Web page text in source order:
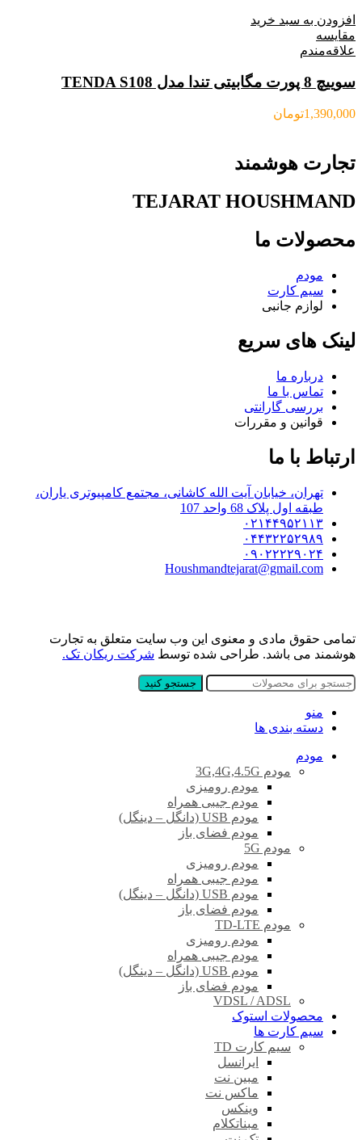
افزودن به سبد خرید
مقایسه
علاقه‌مندم
سوییچ 8 پورت مگابیتی تندا مدل TENDA S108
1,390,000تومان
تجارت هوشمند
TEJARAT HOUSHMAND
محصولات ما
مودم
سیم کارت
لوازم جانبی
لینک های سریع
درباره ما
تماس با ما
بررسی گارانتی
قوانین و مقررات
ارتباط با ما
تهران، خیابان آیت الله کاشانی، مجتمع کامپیوتری یاران،
طبقه اول پلاک 68 واحد 107
۰۲۱۴۴۹۵۲۱۱۳
۰۴۴۳۲۲۵۲۹۸۹
۰۹۰۲۲۲۲۹۰۲۴
Houshmandtejarat@gmail.com
تمامی حقوق مادی و معنوی این وب سایت متعلق به تجارت
هوشمند می باشد. طراحی شده توسط شرکت ریکان تک.
جستجو کنید
منو
دسته بندی ها
مودم
مودم 3G,4G,4.5G
مودم رومیزی
مودم جیبی همراه
مودم USB (دانگل – دینگل)
مودم فضای باز
مودم 5G
مودم رومیزی
مودم جیبی همراه
مودم USB (دانگل – دینگل)
مودم فضای باز
مودم TD-LTE
مودم رومیزی
مودم جیبی همراه
مودم USB (دانگل – دینگل)
مودم فضای باز
VDSL / ADSL
محصولات استوک
سیم کارت ها
سیم کارت TD
ایرانسل
مبین نت
ماکس نت
وینکس
مبناتکلام